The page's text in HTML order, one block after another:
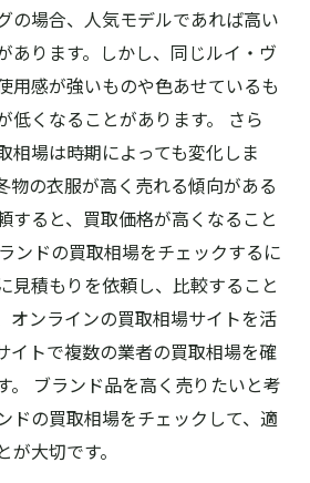
の場合、人気モデルであれば高い
あります。しかし、同じルイ・ヴ
用感が強いものや色あせているも
低くなることがあります。 さら
相場は時期によっても変化しま
物の衣服が高く売れる傾向がある
すると、買取価格が高くなること
ンドの買取相場をチェックするに
見積もりを依頼し、比較すること
オンラインの買取相場サイトを活
イトで複数の業者の買取相場を確
。 ブランド品を高く売りたいと考
ドの買取相場をチェックして、適
大切です。